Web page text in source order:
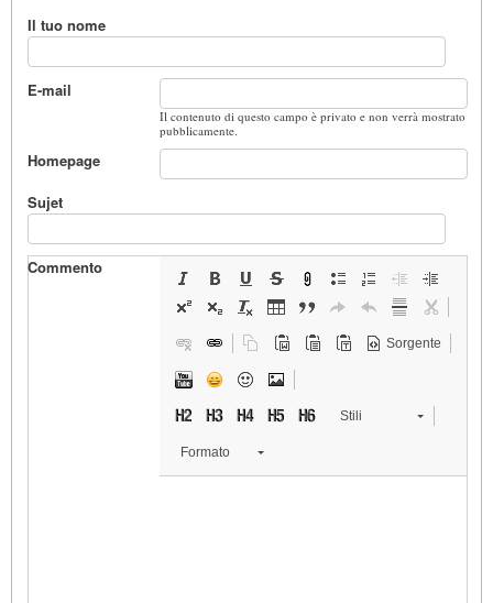
Il tuo nome
E-mail
Il contenuto di questo campo è privato e non verrà mostrato
pubblicamente.
Homepage
Sujet
Commento
Sorgente
Stili
Formato